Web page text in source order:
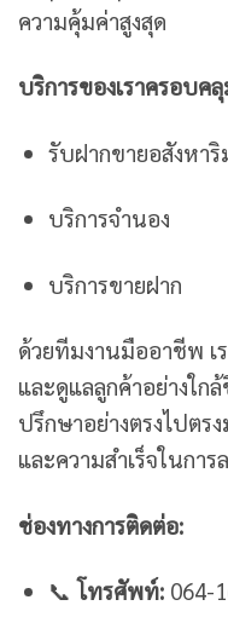
ความคุ้มค่าสูงสุด
บริการของเราครอบค
รับฝากขายอสังหา
บริการจำนอง
บริการขายฝาก
ด้วยทีมงานมืออาชีพ เ
และดูแลลูกค้าอย่างใก
ปรึกษาอย่างตรงไปตร
และความสำเร็จในกา
ช่องทางการติดต่อ:
📞 โทรศัพท์:064-